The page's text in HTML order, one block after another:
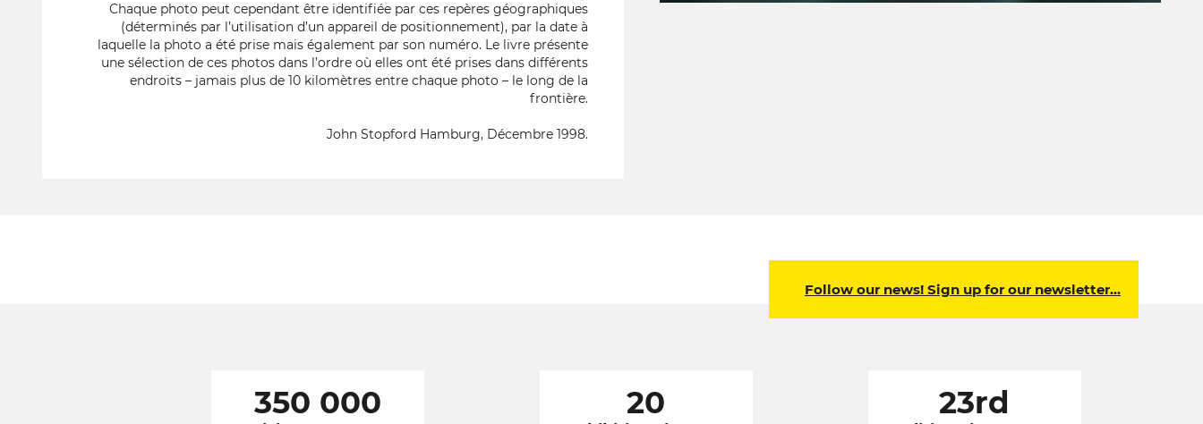
Chaque photo peut cependant être identifiée par ces repères géographiques
(déterminés par l’utilisation d’un appareil de positionnement), par la date à
laquelle la photo a été prise mais également par son numéro. Le livre présente
une sélection de ces photos dans l’ordre où elles ont été prises dans différents
endroits – jamais plus de 10 kilomètres entre chaque photo – le long de la
frontière.
John Stopford Hamburg, Décembre 1998.
Follow our news! Sign up for our newsletter…
350 000 20 23rd